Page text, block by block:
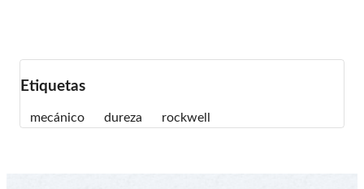
Etiquetas
mecánico dureza rockwell